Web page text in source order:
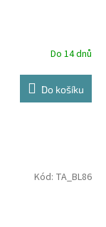
Do 14 dnů
Do košíku
Kód: TA_BL86